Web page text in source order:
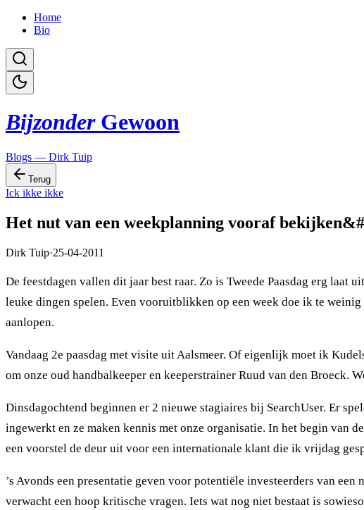
Home
Bio
Bijzonder Gewoon
Blogs — Dirk Tuip
Terug
Ick ikke ikke
Het nut van een weekplanning vooraf
Dirk Tuip·25-04-2011
De feestdagen vallen dit jaar best raar. Zo is Tweede Paasdag erg
leuke dingen spelen. Even vooruitblikken op een week doe ik te
aanlopen.
Vandaag 2e paasdag met visite uit Aalsmeer. Of eigenlijk moet ik
om onze oud handbalkeeper en keeperstrainer Ruud van den Broeck.
Dinsdagochtend beginnen er 2 nieuwe stagiaires bij SearchUser. Er
ingewerkt en ze maken kennis met onze organisatie. In het begin van
een voorstel de deur uit voor een internationale klant die ik vrijdag
’s Avonds een presentatie geven voor potentiële investeerders van
verwacht een hoop kritische vragen. Iets wat nog niet bestaat is